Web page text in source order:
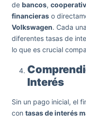
de bancos,
financieras o
Volkswagen. Cada
diferentes tasas de
lo que es crucial
Interés
Sin un pago inicial, el
con tasas de interés